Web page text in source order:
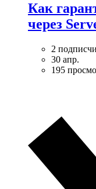
Как
через
2
30 апр.
195